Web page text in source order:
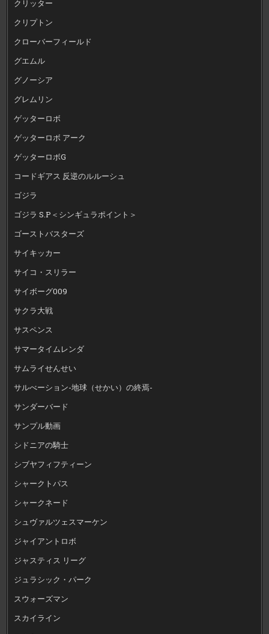
クリッター
クリプトン
クローバーフィールド
グエムル
グノーシア
グレムリン
ゲッターロボ
ゲッターロボ アーク
ゲッターロボG
コードギアス 反逆のルルーシュ
ゴジラ
ゴジラ S.P＜シンギュラポイント＞
ゴーストバスターズ
サイキッカー
サイコ・スリラー
サイボーグ009
サクラ大戦
サスペンス
サマータイムレンダ
サムライせんせい
サルべーション-地球（せかい）の終焉-
サンダーバード
サンプル動画
シドニアの騎士
シブヤフィフティーン
シャークトパス
シャークネード
シュヴァルツェスマーケン
ジャイアントロボ
ジャスティス リーグ
ジュラシック・パーク
スウォーズマン
スカイライン